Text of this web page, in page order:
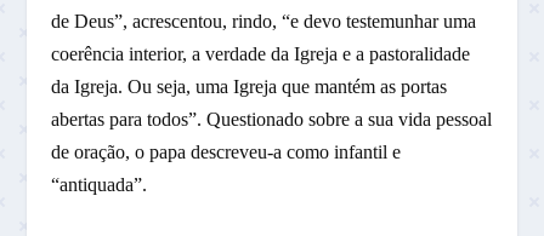
de Deus”, acrescentou, rindo, “e devo testemunhar uma
coerência interior, a verdade da Igreja e a pastoralidade
da Igreja. Ou seja, uma Igreja que mantém as portas
abertas para todos”. Questionado sobre a sua vida pessoal
de oração, o papa descreveu-a como infantil e
“antiquada”.